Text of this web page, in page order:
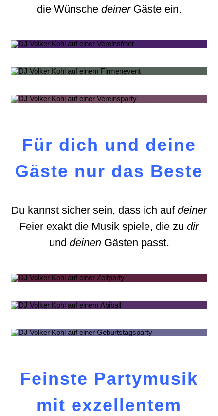
die Wünsche deinerGäste ein.
Für dich und deine
Gäste nur das Beste
Du kannst sicher sein, dass ich auf deiner
Feier exakt die Musik spiele, die zu dir
und deinenGästen passt.
Feinste Partymusik
mit exzellentem